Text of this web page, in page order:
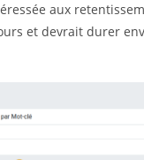
aux
et devrait durer